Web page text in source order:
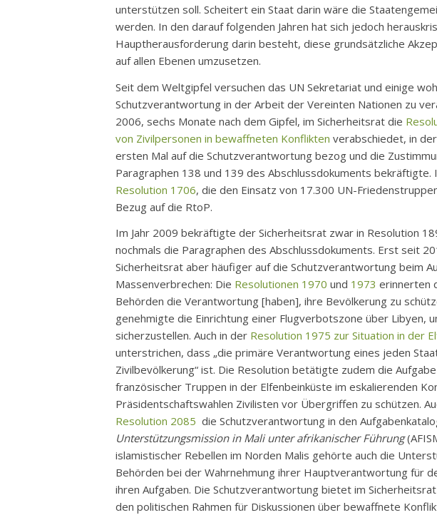
unterstützen soll. Scheitert ein Staat darin wäre die
werden. In den darauf folgenden Jahren hat sich jedoch
Hauptherausforderung darin besteht, diese grundsätzliche
auf allen Ebenen umzusetzen.
Seit dem Weltgipfel versuchen das UN Sekretariat und einige
Schutzverantwortung in der Arbeit der Vereinten Nationen zu
2006, sechs Monate nach dem Gipfel, im Sicherheitsrat die
von Zivilpersonen in bewaffneten Konflikten verabschiedet, in
ersten Mal auf die Schutzverantwortung bezog und die
Paragraphen 138 und 139 des Abschlussdokuments bekräftigte.
Resolution 1706, die den Einsatz von 17.300 UN-
Bezug auf die RtoP.
Im Jahr 2009 bekräftigte der Sicherheitsrat zwar in Resolution
nochmals die Paragraphen des Abschlussdokuments. Erst seit
Sicherheitsrat aber häufiger auf die Schutzverantwortung beim
Massenverbrechen: Die Resolutionen 1970 und 1973 erinnerten
Behörden die Verantwortung [haben], ihre Bevölkerung zu
genehmigte die Einrichtung einer Flugverbotszone über Libyen,
sicherzustellen. Auch in der Resolution 1975 zur Situation in der
unterstrichen, dass „die primäre Verantwortung eines jeden
Zivilbevölkerung“ ist. Die Resolution betätigte zudem die
französischer Truppen in der Elfenbeinküste im eskalierenden
Präsidentschaftswahlen Zivilisten vor Übergriffen zu schützen.
Resolution 2085 die Schutzverantwortung in den
Unterstützungsmission in Mali unter afrikanischer Führung
islamistischer Rebellen im Norden Malis gehörte auch die
Behörden bei der Wahrnehmung ihrer Hauptverantwortung für
ihren Aufgaben. Die Schutzverantwortung bietet im
den politischen Rahmen für Diskussionen über bewaffnete